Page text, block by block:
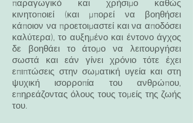
παραγωγικό και χρήσιμο καθώς
κινητοποιεί (και μπορεί να βοηθήσει
κάποιον να προετοιμαστεί και να αποδόσει
καλύτερα), το αυξημένο και έντονο άγχος
δε βοηθάει το άτομο να λειτουργήσει
σωστά και εάν γίνει χρόνιο τότε έχει
επιπτώσεις στην σωματική υγεία και στη
ψυχική ισορροπία του ανθρώπου,
επηρεάζοντας όλους τους τομείς της ζωής
του.